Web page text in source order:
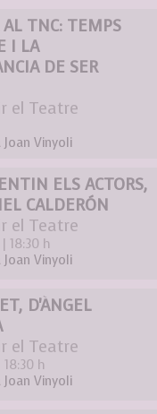
TNC: TEMPS
I LA
DE SER
el Teatre
Vinyoli
ELS ACTORS,
CALDERÓN
el Teatre
18:30 h
Vinyoli
D'ÀNGEL
el Teatre
18:30 h
Vinyoli